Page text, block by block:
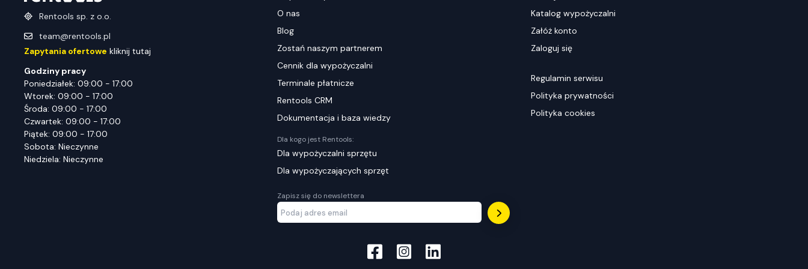
Rentools sp. z o.o.
team@rentools.pl
Zapytania ofertowe kliknij tutaj
Godziny pracy
Poniedziałek: 09:00 - 17:00
Wtorek: 09:00 - 17:00
Środa: 09:00 - 17:00
Czwartek: 09:00 - 17:00
Piątek: 09:00 - 17:00
Sobota: Nieczynne
Niedziela: Nieczynne
O nas
Blog
Zostań naszym partnerem
Cennik dla wypożyczalni
Terminale płatnicze
Rentools CRM
Dokumentacja i baza wiedzy
Dla kogo jest Rentools:
Dla wypożyczalni sprzętu
Dla wypożyczających sprzęt
Zapisz się do newslettera
Katalog wypożyczalni
Załóż konto
Zaloguj się
Regulamin serwisu
Polityka prywatności
Polityka cookies